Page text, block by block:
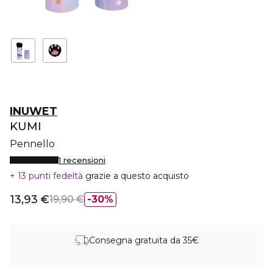
INUWET
KUMI
Pennello
1 recensioni
13 punti fedeltà grazie a questo acquisto
30%
13,93 €19,90 €
Consegna gratuita da 35€